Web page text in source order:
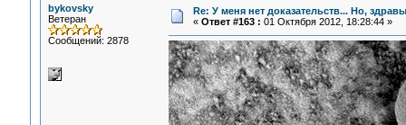
bykovsky
Ветеран
Сообщений: 2878
Re: У меня нет доказательств... Но,
« Ответ #163 : 01 Октября 2012, 18:28:44 »